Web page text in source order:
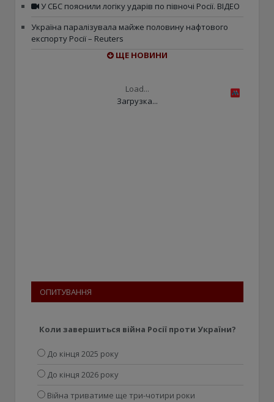
У СБС пояснили логіку ударів по півночі Росії. ВІДЕО
Україна паралізувала майже половину нафтового
експорту Росії – Reuters
ЩЕ НОВИНИ
Load...
Загрузка...
ОПИТУВАННЯ
Коли завершиться війна Росії проти України?
До кінця 2025 року
До кінця 2026 року
Війна триватиме ще три-чотири роки